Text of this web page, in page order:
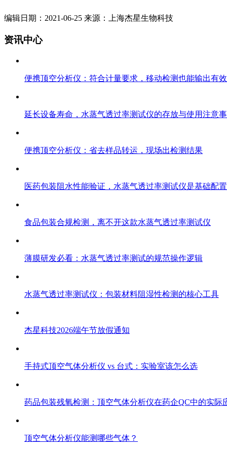
编辑日期：2021-06-25 来源：上海杰星生物科技
资讯中心
便携顶空分析仪：符合计量要求，移动检测也能输出有
延长设备寿命，水蒸气透过率测试仪的存放与使用注意
便携顶空分析仪：省去样品转运，现场出检测结果
医药包装阻水性能验证，水蒸气透过率测试仪是基础配置
食品包装合规检测，离不开这款水蒸气透过率测试仪
薄膜研发必看：水蒸气透过率测试的规范操作逻辑
水蒸气透过率测试仪：包装材料阻湿性检测的核心工具
杰星科技2026端午节放假通知
手持式顶空气体分析仪 vs 台式：实验室该怎么选
药品包装残氧检测：顶空气体分析仪在药企QC中的实际
顶空气体分析仪能测哪些气体？